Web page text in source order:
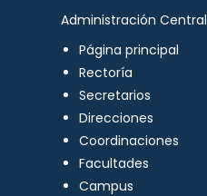
Administración Central
Página principal
Rectoría
Secretarios
Direcciones
Coordinaciones
Facultades
Campus